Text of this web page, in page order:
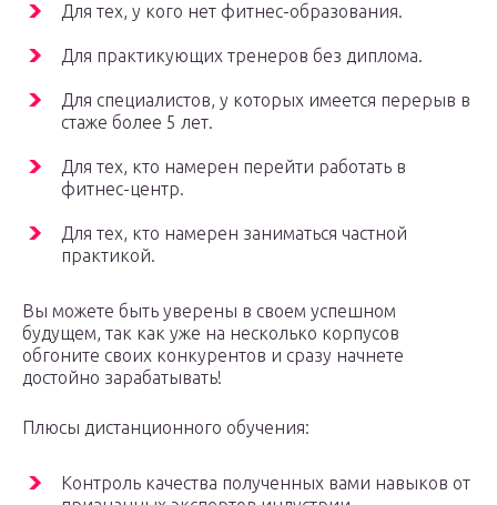
Для тех, у кого нет фитнес-образования.
Для практикующих тренеров без диплома.
Для специалистов, у которых имеется перерыв в
стаже более 5 лет.
Для тех, кто намерен перейти работать в
фитнес-центр.
Для тех, кто намерен заниматься частной
практикой.
Вы можете быть уверены в своем успешном
будущем, так как уже на несколько корпусов
обгоните своих конкурентов и сразу начнете
достойно зарабатывать!
Плюсы дистанционного обучения:
Контроль качества полученных вами навыков от